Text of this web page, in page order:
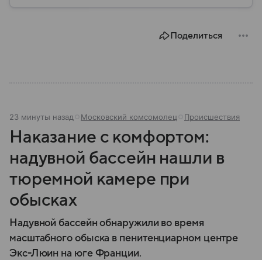
Поделиться
23 минуты назад Московский комсомолец Происшествия
Наказание с комфортом:
надувной бассейн нашли в
тюремной камере при
обысках
Надувной бассейн обнаружили во время
масштабного обыска в пенитенциарном центре
Экс-Люин на юге Франции.